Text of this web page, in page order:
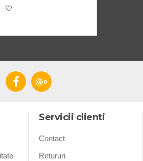
Servicii clienti
Contact
Retururi